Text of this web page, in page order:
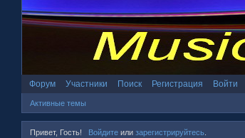
Форум Участники Поиск Регистрация Войти
Активные темы
Привет, Гость! Войдитеили зарегистрируйтесь.